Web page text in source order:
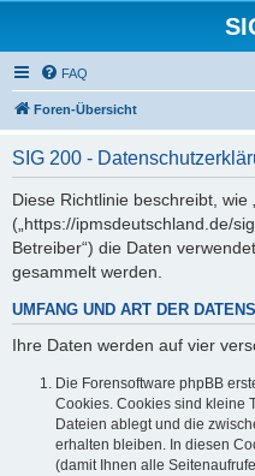
FAQ
Foren-Übersicht
SIG 200 -
Diese Richtlinie beschreibt, wie
(„https://ipmsdeutschland.de/
Betreiber“) die Daten
gesammelt werden.
UMFANG UND ART DER
Ihre Daten werden auf vier
Die Forensoftware phpBB
Cookies. Cookies sind kleine
Dateien ablegt und die
erhalten bleiben. In diesen
(damit Ihnen alle